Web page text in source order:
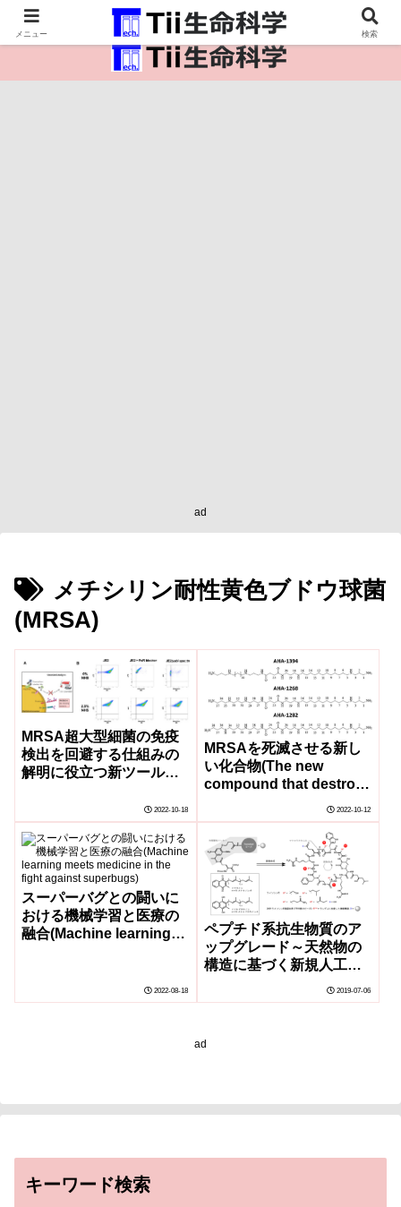
医療保健・生命・生物の情報インフラ。
ad
メチシリン耐性黄色ブドウ球菌
(MRSA)
MRSA超大型細菌の免疫
検出を回避する仕組みの
解明に役立つ新ツールを
scientist understand
how MRSA superbug
avoids immune
detection)
2022-10-18
MRSAを死滅させる新し
い化合物(The new
compound that destroys
2022-10-12
スーパーバグとの闘いに
おける機械学習と医療の
融合(Machine learning
2022-08-18
ペプチド系抗生物質のア
ップグレード～天然物の
構造に基づく新規人工抗
出～
2019-07-06
ad
キーワード検索
メニュー 検索